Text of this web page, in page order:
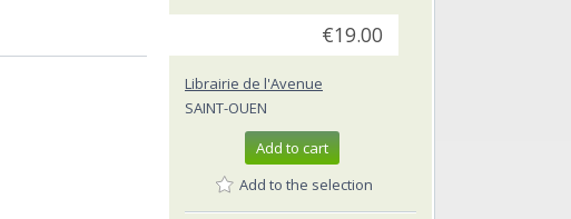
€19.00
Librairie de l'Avenue
SAINT-OUEN
Add to cart
Add to the selection